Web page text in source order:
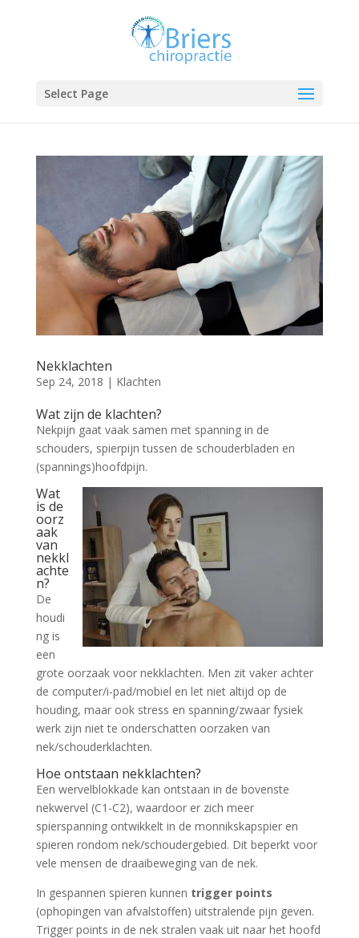
Select Page
Nekklachten
Sep 24, 2018 | Klachten
Wat zijn de klachten?
Nekpijn gaat vaak samen met spanning in de
schouders, spierpijn tussen de schouderbladen en
(spannings)hoofdpijn.
Wat
is de
oorz
aak
van
nekkl
achte
n?
De
houdi
ng is
een
grote oorzaak voor nekklachten. Men zit vaker achter
de computer/i-pad/mobiel en let niet altijd op de
houding, maar ook stress en spanning/zwaar fysiek
werk zijn niet te onderschatten oorzaken van
nek/schouderklachten.
Hoe ontstaan nekklachten?
Een wervelblokkade kan ontstaan in de bovenste
nekwervel (C1-C2), waardoor er zich meer
spierspanning ontwikkelt in de monnikskapspier en
spieren rondom nek/schoudergebied. Dit beperkt voor
vele mensen de draaibeweging van de nek.
In gespannen spieren kunnen trigger points
(ophopingen van afvalstoffen) uitstralende pijn geven.
Trigger points in de nek stralen vaak uit naar het hoofd